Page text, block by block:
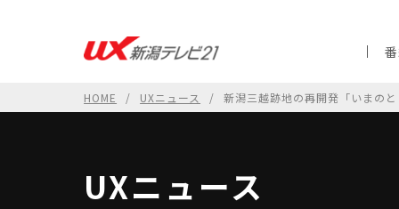
HOME UXニュース 新潟三越跡地の再開発「いまの
UXニュース